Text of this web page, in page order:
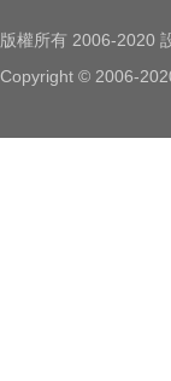
版權所有 2006-2020
Copyright © 2006-